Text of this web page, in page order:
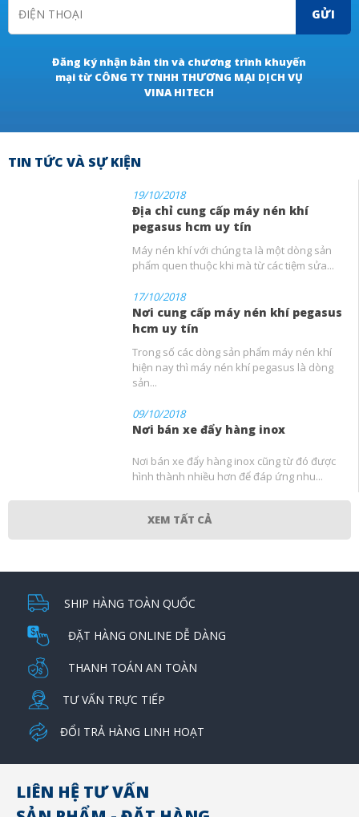
GỬI
Đăng ký nhận bản tin và chương trình khuyến
mại từ CÔNG TY TNHH THƯƠNG MẠI DỊCH VỤ
VINA HITECH
TIN TỨC VÀ SỰ KIỆN
19/10/2018
Địa chỉ cung cấp máy nén khí
pegasus hcm uy tín
Máy nén khí với chúng ta là một dòng sản
phẩm quen thuộc khi mà từ các tiệm sửa...
17/10/2018
Nơi cung cấp máy nén khí pegasus
hcm uy tín
Trong số các dòng sản phẩm máy nén khí
hiện nay thì máy nén khí pegasus là dòng
sản...
09/10/2018
Nơi bán xe đẩy hàng inox
Nơi bán xe đẩy hàng inox cũng từ đó được
hình thành nhiều hơn để đáp ứng nhu...
XEM TẤT CẢ
SHIP HÀNG TOÀN QUỐC
ĐẶT HÀNG ONLINE DỄ DÀNG
THANH TOÁN AN TOÀN
TƯ VẤN TRỰC TIẾP
ĐỔI TRẢ HÀNG LINH HOẠT
LIÊN HỆ TƯ VẤN